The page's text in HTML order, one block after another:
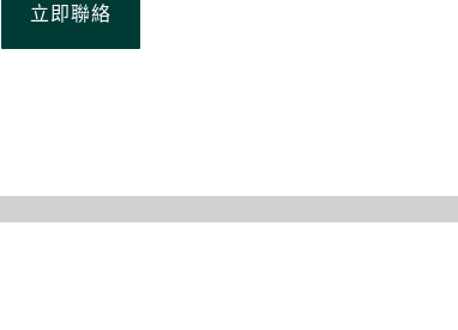
立即聯絡